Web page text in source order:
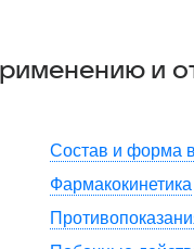
и
Состав и форма
Фармакокинетика